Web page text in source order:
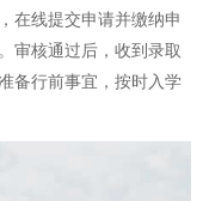
在线提交申请并缴纳申
审核通过后，收到录取
备行前事宜，按时入学